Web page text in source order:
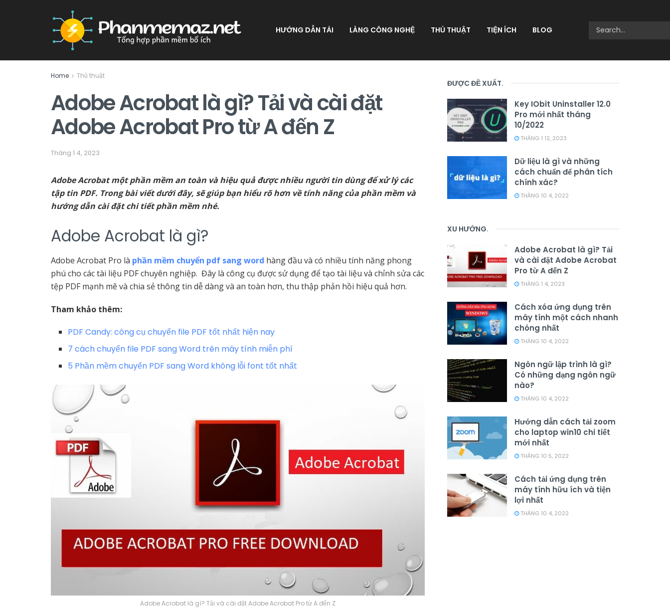
HƯỚNG DẪN TẢI LÀNG CÔNG NGHỆ THỦ THUẬT TIỆN ÍCH BLOG
Home Thủ thuật
Adobe Acrobat là gì? Tải và cài đặt
Adobe Acrobat Pro từ A đến Z
Tháng 1 4, 2023
Adobe Acrobat một phần mềm an toàn và hiệu quả được nhiều người tin dùng để xử lý các
tập tin PDF. Trong bài viết dưới đây, sẽ giúp bạn hiểu rõ hơn về tính năng của phần mềm và
hướng dẫn cài đặt chi tiết phần mềm nhé.
Adobe Acrobat là gì?
Adobe Acrobat Pro là phần mềm chuyển pdf sang word hàng đầu và có nhiều tính năng phong
phú cho các tài liệu PDF chuyên nghiệp. Đây là công cụ được sử dụng để tạo tài liệu và chỉnh sửa các
tệp PDF mạnh mẽ và chia sẻ thông tin dễ dàng và an toàn hơn, thu thập phản hồi hiệu quả hơn.
Tham khảo thêm:
PDF Candy: công cụ chuyển file PDF tốt nhất hiện nay
7 cách chuyển file PDF sang Word trên máy tính miễn phí
5 Phần mềm chuyển PDF sang Word không lỗi font tốt nhất
Adobe Acrobat là gì? Tải và cài đặt Adobe Acrobat Pro từ A đến Z
ĐƯỢC ĐỀ XUẤT.
Key IObit Uninstaller 12.0
Pro mới nhất tháng
10/2022
THÁNG 1 12, 2023
Dữ liệu là gì và những
cách chuẩn để phân tích
chính xác?
THÁNG 10 4, 2022
XU HƯỚNG.
Adobe Acrobat là gì? Tải
và cài đặt Adobe Acrobat
Pro từ A đến Z
THÁNG 1 4, 2023
Cách xóa ứng dụng trên
máy tính một cách nhanh
chóng nhất
THÁNG 10 4, 2022
Ngôn ngữ lập trình là gì?
Có những dạng ngôn ngữ
nào?
THÁNG 10 4, 2022
Hướng dẫn cách tải zoom
cho laptop win10 chi tiết
mới nhất
THÁNG 10 5, 2022
Cách tải ứng dụng trên
máy tính hữu ích và tiện
lợi nhất
THÁNG 10 4, 2022